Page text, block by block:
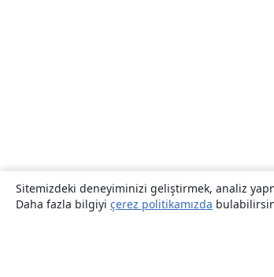
Sitemizdeki deneyiminizi geliştirmek, analiz
Daha fazla bilgiyi çerez politikamızda